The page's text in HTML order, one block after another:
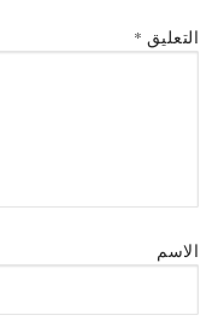
التعليق *
الاسم